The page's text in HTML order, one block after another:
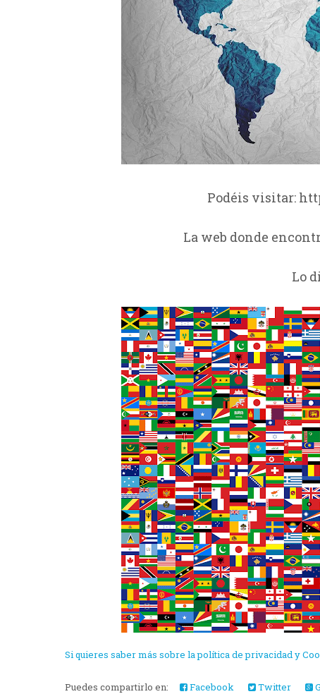
Podéis visitar:
La web donde
Lo
Si quieres saber más sobre la política de privacidad y
Puedes compartirlo en: Facebook Twitter